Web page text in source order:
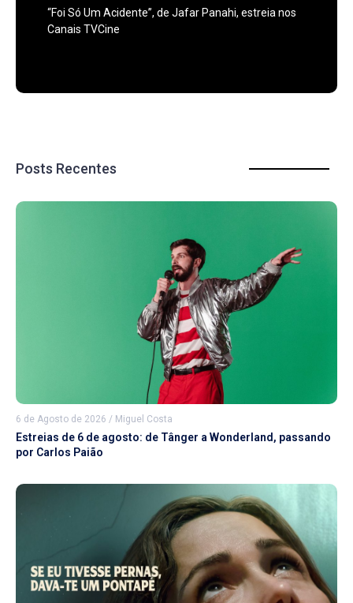
“Foi Só Um Acidente”, de Jafar Panahi, estreia nos
Canais TVCine
Posts Recentes
6 de Agosto de 2026 / Miguel Costa
Estreias de 6 de agosto: de Tânger a Wonderland, passando
por Carlos Paião